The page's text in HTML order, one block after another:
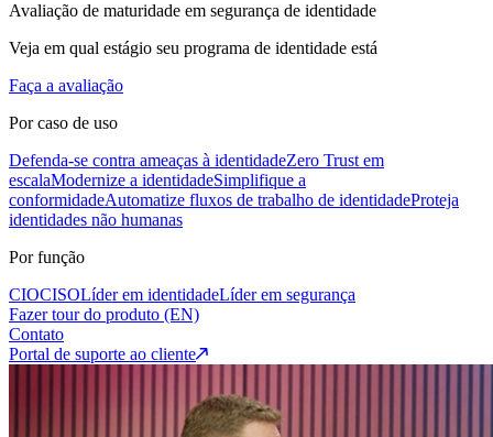
Avaliação de maturidade em segurança de identidade
Veja em qual estágio seu programa de identidade está
Faça a avaliação
Por caso de uso
Defenda-se contra ameaças à identidadeZero Trust em
escalaModernize a identidadeSimplifique a
conformidadeAutomatize fluxos de trabalho de identidadeProteja
identidades não humanas
Por função
CIOCISOLíder em identidadeLíder em segurança
Fazer tour do produto (EN)
Contato
Portal de suporte ao cliente